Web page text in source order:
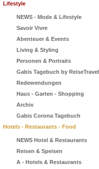
Lifestyle
NEWS - Mode & Lifestyle
Savoir Vivre
Abenteuer & Events
Living & Styling
Personen & Portraits
Gabis Tagebuch by
Redewendungen
Haus - Garten - Shopping
Archiv
Gabis Corona Tagebuch
Hotels - Restaurants - Food
NEWS Hotel & Restaurants
Reisen & Speisen
A - Hotels & Restaurants